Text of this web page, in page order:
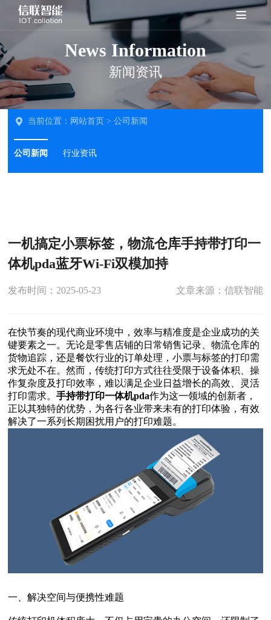
News Information
新闻资讯
当前位置： 网站首页 >公司新闻
公司新闻 行业资讯
一机搞定小票标签，物流仓库手持带打印一
体机pda蓝牙Wi-Fi双模加持
发布时间：2025-05-23 文章来源：信联智能
在快节奏的现代商业环境中，效率与精准度是企业成功的关
键要素之一。无论是零售店铺的日常销售记录、物流仓库的
货物追踪，还是餐饮行业的订单处理，小票与标签的打印需
求无处不在。然而，传统打印方式往往受限于设备体积、操
作复杂度及打印效率，难以满足企业日益增长的高效、灵活
打印需求。手持带打印一体机pda作为这一领域的创新者，
正以其独特的优势，为各行各业带来未有的打印体验，有效
解决了一系列长期困扰用户的打印难题。
一、解决空间与便携性难题